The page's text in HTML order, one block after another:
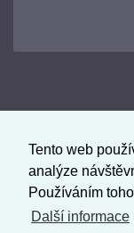
Tento web
analýze
Používáním
Další informace